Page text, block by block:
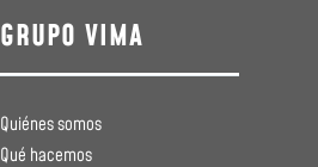
GRUPO VIMA
Quiénes somos
Qué hacemos